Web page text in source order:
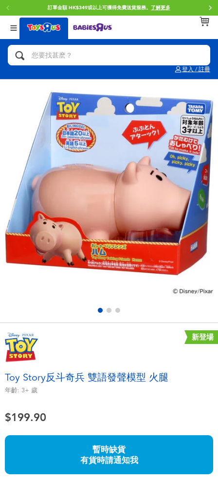
訂單金額 HK$349或以上可獲得免費送貨服務。 了解更多
登入 / 註冊
返回
分類目錄
人氣英雄,角色扮演,射擊玩具
拼砌組合及樂高LEGO
玩具車,貨車,火車及遙控系列
手工藝,文具,蠟筆,泥膠,畫板
娃娃, 芭比,收藏公仔
電子玩具
遊戲及拼圖系列
派對用品
角色扮演及造型系列
毛毛公仔玩具
夏日用品
任天堂 Switch
返回
品牌
Brunch Brother 早午餐兄弟
Spider-Man蜘蛛俠
Mini Brands
Play-Doh培樂多
Pokemon寶可夢
playpop
LEGO樂高
Tomica多美
Globber高樂寶
返回
年齢
0~2歳
5~7歳
8~11歳
12~14歳
14歳以上
新登場
Toy Story反斗奇兵 雙語發聲模型 火腿
年齡: 3+ 歲
$199.90
暫時缺貨
有貨時請通知我